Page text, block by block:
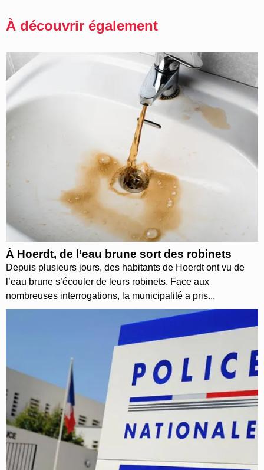
À découvrir également
À Hoerdt, de l’eau brune sort des robinets
Depuis plusieurs jours, des habitants de Hoerdt ont vu de
l’eau brune s’écouler de leurs robinets. Face aux
nombreuses interrogations, la municipalité a pris...